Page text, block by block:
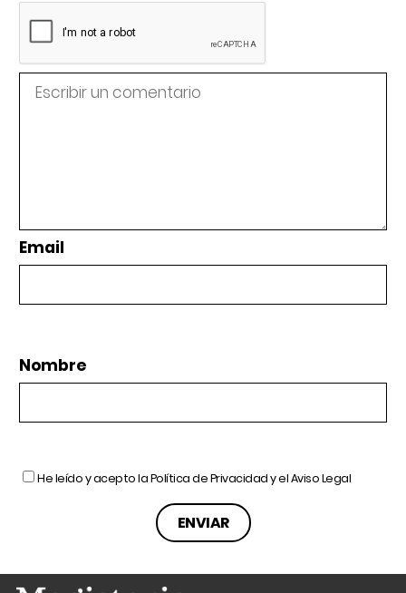
Email
Nombre
He leído y acepto laPolítica de Privacidady elAviso Legal